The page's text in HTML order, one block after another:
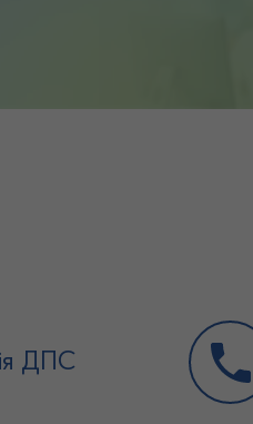
ДПС